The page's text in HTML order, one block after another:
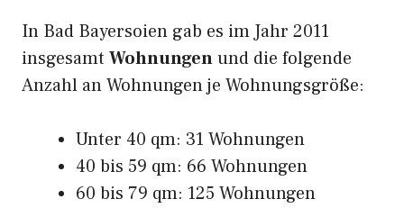
In Bad Bayersoien gab es im Jahr 2011
insgesamt Wohnungenund die folgende
Anzahl an Wohnungen je Wohnungsgröße:
Unter 40 qm: 31 Wohnungen
40 bis 59 qm: 66 Wohnungen
60 bis 79 qm: 125 Wohnungen